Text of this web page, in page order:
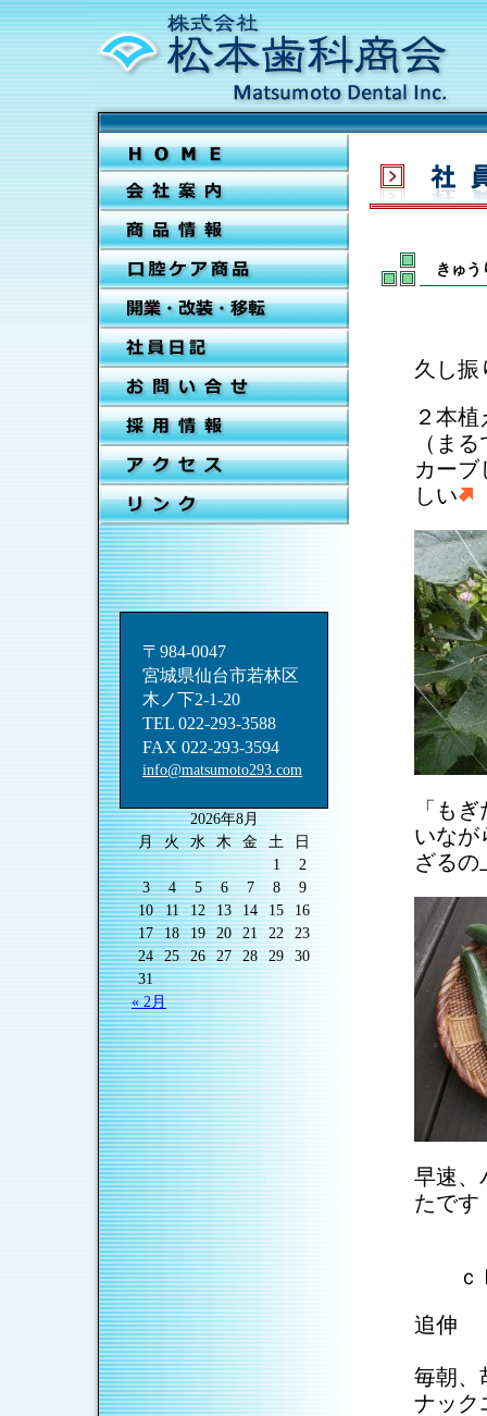
〒984-0047
宮城県仙台市若林区
木ノ下2-1-20
TEL 022-293-3588
FAX 022-293-3594
info@matsumoto293.com
2026年8月
月
火 水 木 金 土
日
1
2
3
4 5 6 7 8
9
10
11 12 13 14 15
16
17
18 19 20 21 22
23
24
25 26 27 28 29
30
31
« 2月
きゅう
久し振
２本
（ま
カー
しい
「も
いなが
ざるの
早速
たです
ｃ
追伸
毎朝、
ナック